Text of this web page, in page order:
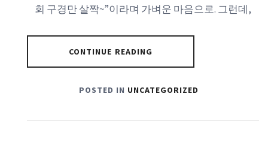
회 구경만 살짝~”이라며 가벼운 마음으로. 그런데,
CONTINUE READING
POSTED IN UNCATEGORIZED